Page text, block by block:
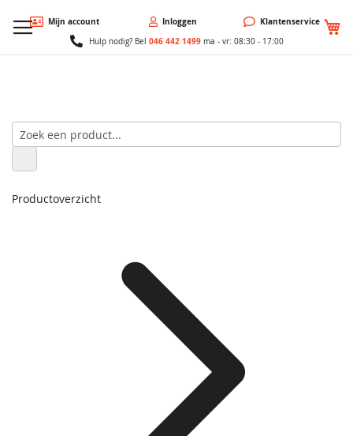
Mijn account Inloggen Klantenservice
Hulp nodig? Bel 046 442 1499ma - vr: 08:30 - 17:00
Productoverzicht